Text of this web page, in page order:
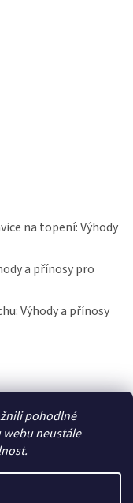
pohodlné
neustále
na topení: Výhody
a přínosy pro
Výhody a přínosy